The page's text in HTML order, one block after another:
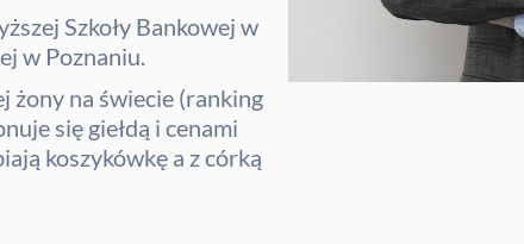
Szkoły Bankowej w
w Poznaniu.
żony na świecie (ranking
się giełdą i cenami
koszykówkę a z córką